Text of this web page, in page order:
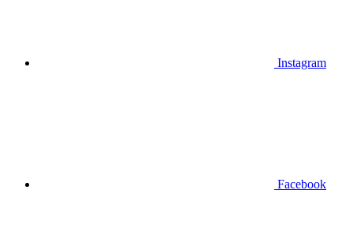
Instagram
Facebook